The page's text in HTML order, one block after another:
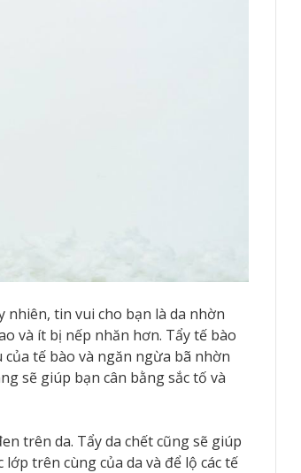
nhiên, tin vui cho bạn là da nhờn
và ít bị nếp nhăn hơn. Tẩy tế bào
tế bào và ngăn ngừa bã nhờn
sẽ giúp bạn cân bằng sắc tố và
trên da. Tẩy da chết cũng sẽ giúp
trên cùng của da và để lộ các tế